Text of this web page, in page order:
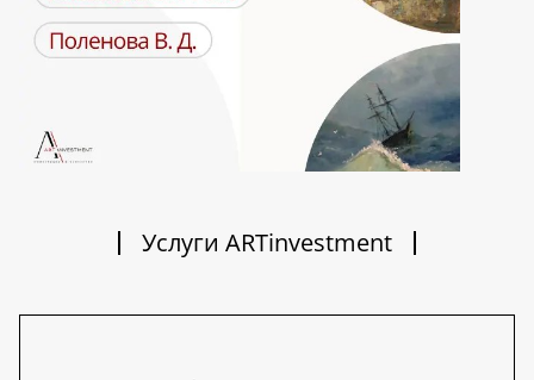
Услуги ARTinvestment